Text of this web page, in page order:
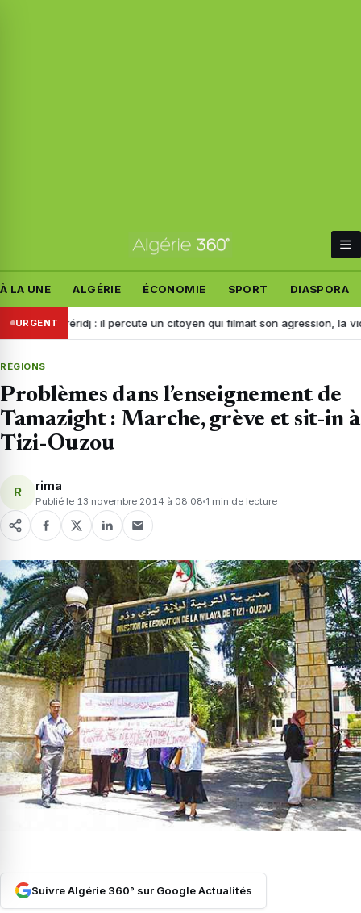
À LA UNE ALGÉRIE ÉCONOMIE SPORT DIASPORA
URGENT
Arréridj : il percute un citoyen qui filmait son agression, la vidéo
RÉGIONS
Problèmes dans l’enseignement de
Tamazight : Marche, grève et sit-in à
Tizi-Ouzou
R rima
Publié le 13 novembre 2014 à 08:08 1 min de lecture
Suivre Algérie 360° sur Google Actualités